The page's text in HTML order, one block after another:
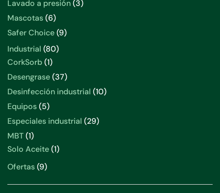
Lavado a presión 33
Mascotas 66
productos
Safer Choice 99
Industrial 8080
CorkSorb 11
producto
Desengrase 3737
productos
Desinfección industrial 1010
Equipos 55
productos
Especiales industrial 2929
MBT 11
producto
Solo Aceite 11
Ofertas 99